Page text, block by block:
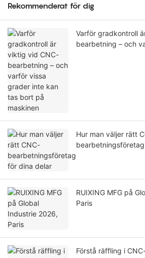
Rekommenderat för dig
Varför gradkontroll
bearbetning – och
Hur man väljer rätt
RUIXING MFG på
Paris
Förstå räffling i